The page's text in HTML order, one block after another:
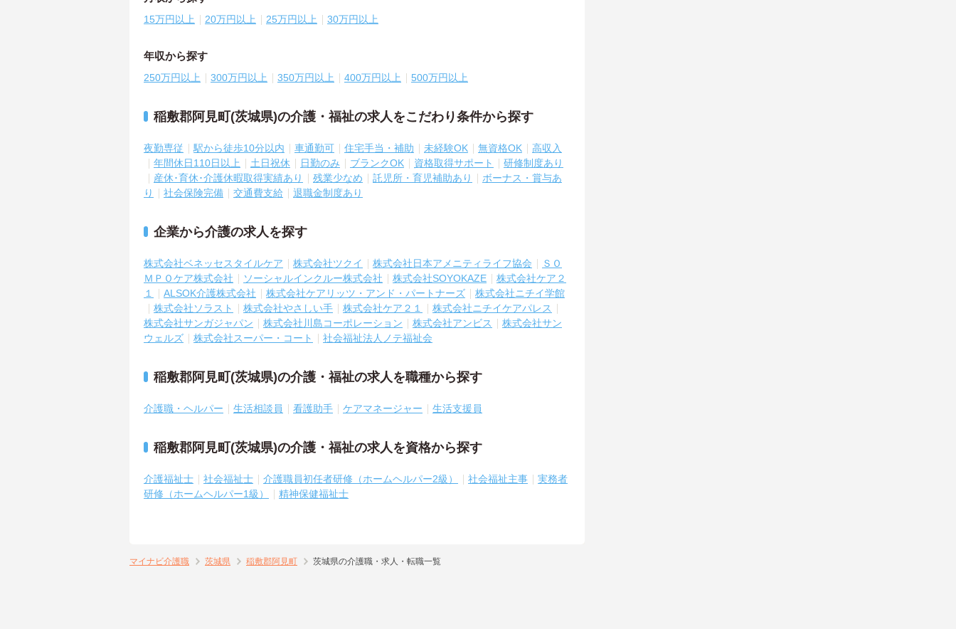
15万円以上 20万円以上 25万円以上 30万円以上
年収から探す
250万円以上 300万円以上 350万円以上 400万円以上 500万円以上
稲敷郡阿見町(茨城県)の介護・福祉の求人をこだわり条件から探す
夜勤専従 駅から徒歩10分以内 車通勤可 住宅手当・補助 未経験OK 無資格OK
高収入
年間休日110日以上
土日祝休 日勤のみ ブランクOK 資格取得サポート
研修制度あり
産休･育休･介護休暇取得実績あり
残業少なめ 託児所・育児補助あり
ボーナス・賞与あ
り
社会保険完備 交通費支給 退職金制度あり
企業から介護の求人を探す
株式会社ベネッセスタイルケア 株式会社ツクイ 株式会社日本アメニティライフ協会
ＳＯ
ＭＰＯケア株式会社
ソーシャルインクルー株式会社 株式会社SOYOKAZE
株式会社ケア２
１
ALSOK介護株式会社 株式会社ケアリッツ・アンド・パートナーズ
株式会社ニチイ学館
株式会社ソラスト
株式会社やさしい手 株式会社ケア２１
株式会社ニチイケアパレス
株式会社サンガジャパン
株式会社川島コーポレーション 株式会社アンビス
株式会社サン
ウェルズ
株式会社スーパー・コート 社会福祉法人ノテ福祉会
稲敷郡阿見町(茨城県)の介護・福祉の求人を職種から探す
介護職・ヘルパー 生活相談員 看護助手 ケアマネージャー 生活支援員
稲敷郡阿見町(茨城県)の介護・福祉の求人を資格から探す
介護福祉士 社会福祉士 介護職員初任者研修（ホームヘルパー2級） 社会福祉主事
実務者
研修（ホームヘルパー1級）
精神保健福祉士
マイナビ介護職 茨城県 稲敷郡阿見町 茨城県の介護職・求人・転職一覧